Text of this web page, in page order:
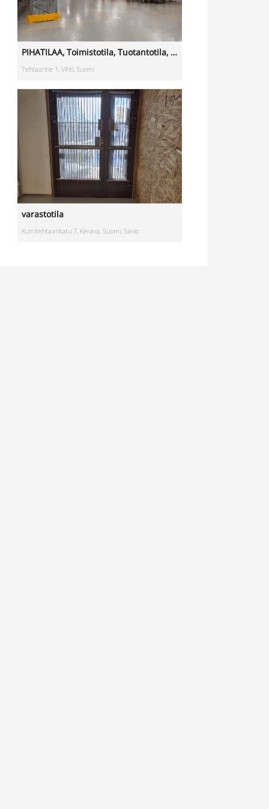
varastotila
Kumitehtaankatu 7, Kerava, Suomi, Savio
Toimistotila
Kivipyykintie 6, Vantaa, Suomi, Itä-Hakkila